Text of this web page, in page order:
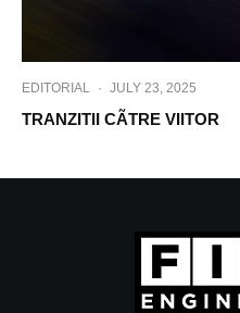
EDITORIAL · JULY 23, 2025
TRANZITII CÃTRE VIITOR